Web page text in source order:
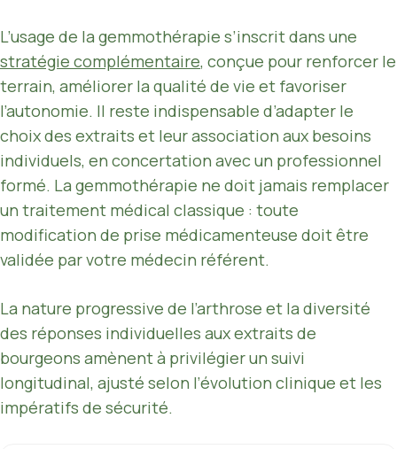
L’usage de la gemmothérapie s’inscrit dans une
stratégie complémentaire, conçue pour renforcer le
terrain, améliorer la qualité de vie et favoriser
l’autonomie. Il reste indispensable d’adapter le
choix des extraits et leur association aux besoins
individuels, en concertation avec un professionnel
formé. La gemmothérapie ne doit jamais remplacer
un traitement médical classique : toute
modification de prise médicamenteuse doit être
validée par votre médecin référent.
La nature progressive de l’arthrose et la diversité
des réponses individuelles aux extraits de
bourgeons amènent à privilégier un suivi
longitudinal, ajusté selon l’évolution clinique et les
impératifs de sécurité.